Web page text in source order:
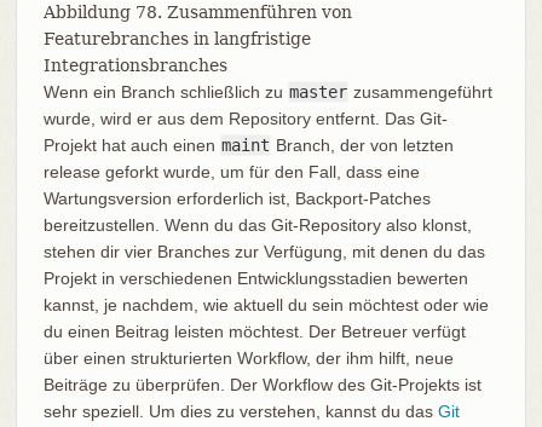
Abbildung 78. Zusammenführen von
Featurebranches in langfristige
Integrationsbranches
Wenn ein Branch schließlich zu master zusammengeführt
wurde, wird er aus dem Repository entfernt. Das Git-
Projekt hat auch einen maint Branch, der von letzten
release geforkt wurde, um für den Fall, dass eine
Wartungsversion erforderlich ist, Backport-Patches
bereitzustellen. Wenn du das Git-Repository also klonst,
stehen dir vier Branches zur Verfügung, mit denen du das
Projekt in verschiedenen Entwicklungsstadien bewerten
kannst, je nachdem, wie aktuell du sein möchtest oder wie
du einen Beitrag leisten möchtest. Der Betreuer verfügt
über einen strukturierten Workflow, der ihm hilft, neue
Beiträge zu überprüfen. Der Workflow des Git-Projekts ist
sehr speziell. Um dies zu verstehen, kannst du das Git